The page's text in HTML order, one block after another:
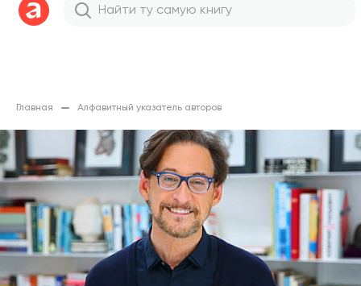
Главная Алфавитный указатель авторов